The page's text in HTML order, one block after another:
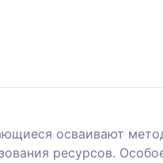
осваивают
ресурсов.